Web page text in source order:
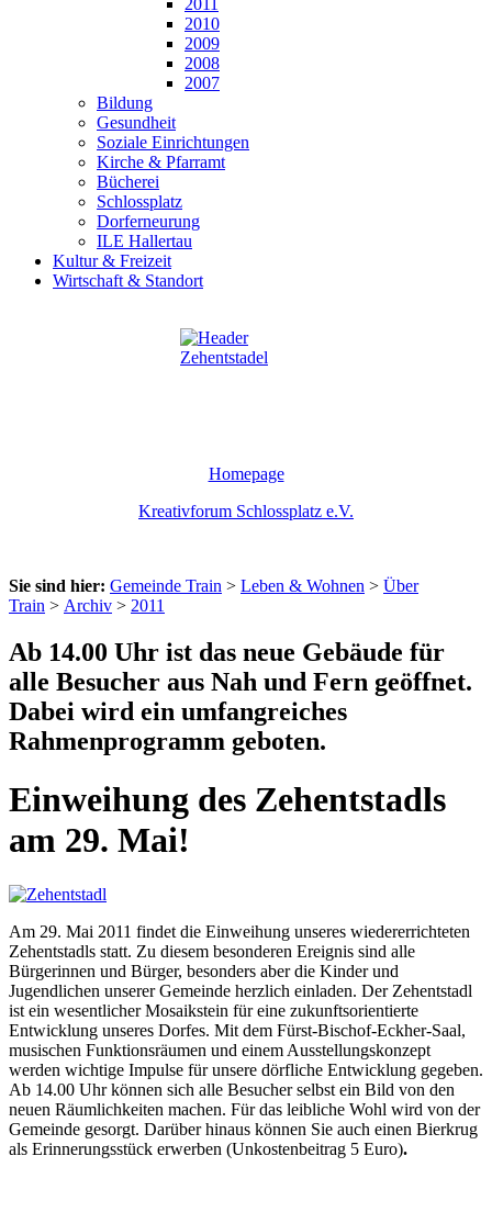
2011
2010
2009
2008
2007
Bildung
Gesundheit
Soziale Einrichtungen
Kirche & Pfarramt
Bücherei
Schlossplatz
Dorferneurung
ILE Hallertau
Kultur & Freizeit
Wirtschaft & Standort
Homepage
Kreativforum Schlossplatz e.V.
Sie sind hier: Gemeinde Train > Leben & Wohnen > Über
Train > Archiv > 2011
Ab 14.00 Uhr ist das neue Gebäude für
alle Besucher aus Nah und Fern geöffnet.
Dabei wird ein umfangreiches
Rahmenprogramm geboten.
Einweihung des Zehentstadls
am 29. Mai!
Am 29. Mai 2011 findet die Einweihung unseres wiedererrichteten
Zehentstadls statt. Zu diesem besonderen Ereignis sind alle
Bürgerinnen und Bürger, besonders aber die Kinder und
Jugendlichen unserer Gemeinde herzlich einladen. Der Zehentstadl
ist ein wesentlicher Mosaikstein für eine zukunftsorientierte
Entwicklung unseres Dorfes. Mit dem Fürst-Bischof-Eckher-Saal,
musischen Funktionsräumen und einem Ausstellungskonzept
werden wichtige Impulse für unsere dörfliche Entwicklung gegeben.
Ab 14.00 Uhr können sich alle Besucher selbst ein Bild von den
neuen Räumlichkeiten machen. Für das leibliche Wohl wird von der
Gemeinde gesorgt. Darüber hinaus können Sie auch einen Bierkrug
als Erinnerungsstück erwerben (Unkostenbeitrag 5 Euro).